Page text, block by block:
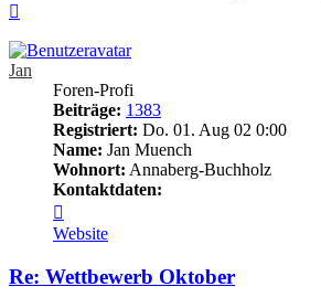
Jan
Foren-Profi
Beiträge: 1383
Registriert: Do. 01. Aug 02 0:00
Name: Jan Muench
Wohnort: Annaberg-Buchholz
Kontaktdaten:
von
Jan
Website
Re: Wettbewerb Oktober